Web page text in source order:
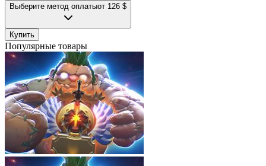
Выберите метод оплатыот 126 $
Купить
Популярные товары